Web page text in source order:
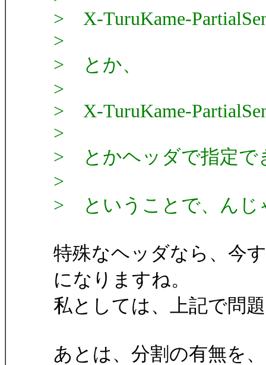
> X-TuruKame-
>
> とか、
>
> X-TuruKame-
>
> とかヘッダで指定で
>
> ということで、んじ
特殊なヘッダなら、今
になりますね。
私としては、上記で問
あとは、分割の有無を